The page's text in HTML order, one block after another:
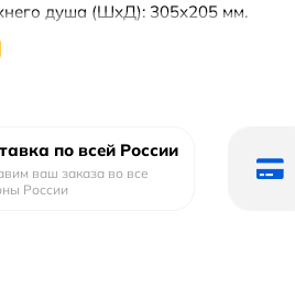
душа (ШхД): 305х205 мм.
регулируемый угол
по всей России
ваш заказа во все
России